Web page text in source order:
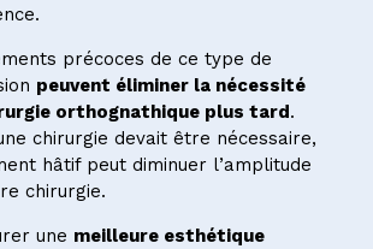
précoces de ce type de
peuvent éliminer la nécessité
orthognathique plus tard.
chirurgie devait être nécessaire,
hâtif peut diminuer l’amplitude
chirurgie.
une meilleure esthétique